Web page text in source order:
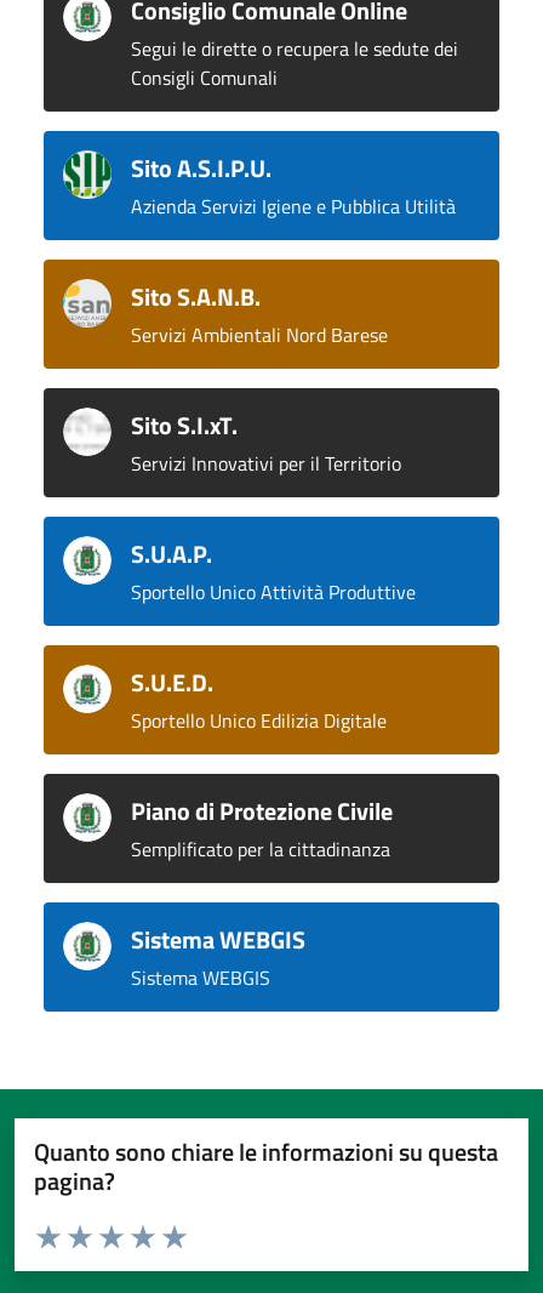
Consiglio Comunale Online
Segui le dirette o recupera le sedute dei
Consigli Comunali
Sito A.S.I.P.U.
Azienda Servizi Igiene e Pubblica Utilità
Sito S.A.N.B.
Servizi Ambientali Nord Barese
Sito S.I.xT.
Servizi Innovativi per il Territorio
S.U.A.P.
Sportello Unico Attività Produttive
S.U.E.D.
Sportello Unico Edilizia Digitale
Piano di Protezione Civile
Semplificato per la cittadinanza
Sistema WEBGIS
Sistema WEBGIS
Quanto sono chiare le informazioni su questa
pagina?
Valuta da 1 a 5 stelle la pagina
Valuta 5 stelle su 5
Valuta 4 stelle su 5
Valuta 3 stelle su 5
Valuta 2 stelle su 5
Valuta 1 stelle su 5